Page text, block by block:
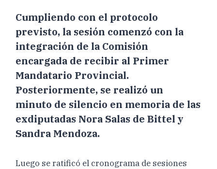
Cumpliendo con el protocolo
previsto, la sesión comenzó con la
integración de la Comisión
encargada de recibir al Primer
Mandatario Provincial.
Posteriormente, se realizó un
minuto de silencio en memoria de las
exdiputadas Nora Salas de Bittel y
Sandra Mendoza.
Luego se ratificó el cronograma de sesiones